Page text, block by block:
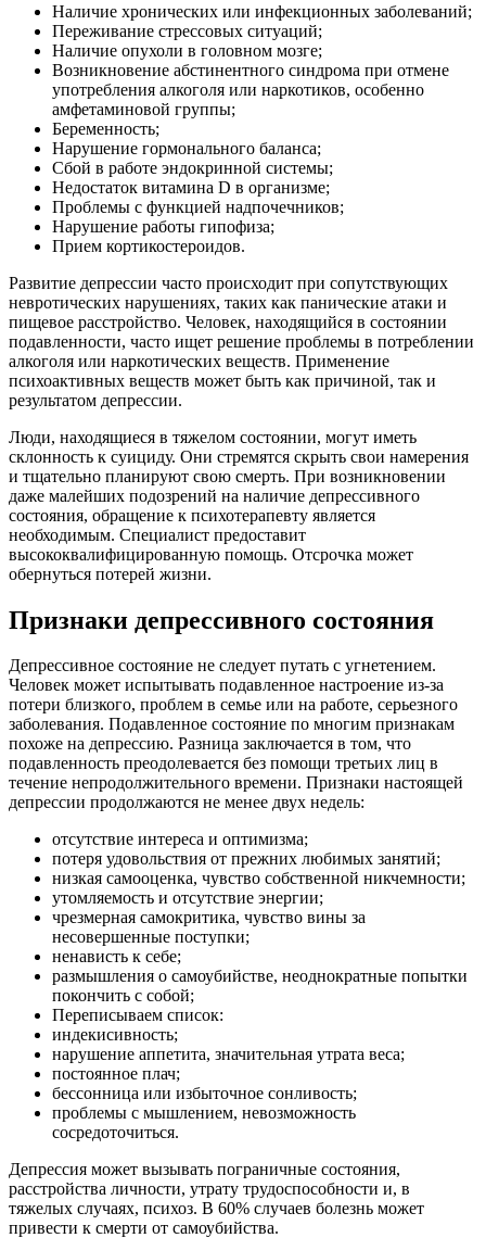
Наличие хронических или инфекционных заболеваний;
Переживание стрессовых ситуаций;
Наличие опухоли в головном мозге;
Возникновение абстинентного синдрома при отмене
употребления алкоголя или наркотиков, особенно
амфетаминовой группы;
Беременность;
Нарушение гормонального баланса;
Сбой в работе эндокринной системы;
Недостаток витамина D в организме;
Проблемы с функцией надпочечников;
Нарушение работы гипофиза;
Прием кортикостероидов.
Развитие депрессии часто происходит при сопутствующих
невротических нарушениях, таких как панические атаки и
пищевое расстройство. Человек, находящийся в состоянии
подавленности, часто ищет решение проблемы в потреблении
алкоголя или наркотических веществ. Применение
психоактивных веществ может быть как причиной, так и
результатом депрессии.
Люди, находящиеся в тяжелом состоянии, могут иметь
склонность к суициду. Они стремятся скрыть свои намерения
и тщательно планируют свою смерть. При возникновении
даже малейших подозрений на наличие депрессивного
состояния, обращение к психотерапевту является
необходимым. Специалист предоставит
высококвалифицированную помощь. Отсрочка может
обернуться потерей жизни.
Признаки депрессивного состояния
Депрессивное состояние не следует путать с угнетением.
Человек может испытывать подавленное настроение из-за
потери близкого, проблем в семье или на работе, серьезного
заболевания. Подавленное состояние по многим признакам
похоже на депрессию. Разница заключается в том, что
подавленность преодолевается без помощи третьих лиц в
течение непродолжительного времени. Признаки настоящей
депрессии продолжаются не менее двух недель:
отсутствие интереса и оптимизма;
потеря удовольствия от прежних любимых занятий;
низкая самооценка, чувство собственной никчемности;
утомляемость и отсутствие энергии;
чрезмерная самокритика, чувство вины за
несовершенные поступки;
ненависть к себе;
размышления о самоубийстве, неоднократные попытки
покончить с собой;
Переписываем список:
индекисивность;
нарушение аппетита, значительная утрата веса;
постоянное плач;
бессонница или избыточное сонливость;
проблемы с мышлением, невозможность
сосредоточиться.
Депрессия может вызывать пограничные состояния,
расстройства личности, утрату трудоспособности и, в
тяжелых случаях, психоз. В 60% случаев болезнь может
привести к смерти от самоубийства.